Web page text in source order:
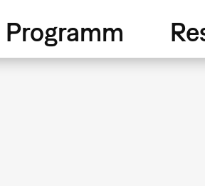
Programm